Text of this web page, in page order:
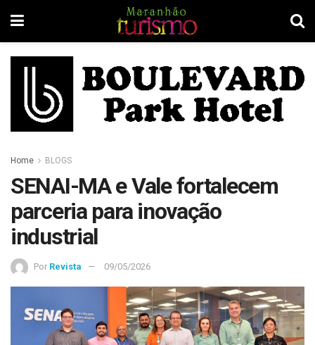
Home BLOGS
SENAI-MA e Vale fortalecem
parceria para inovação
industrial
Por Revista 09/05/2026